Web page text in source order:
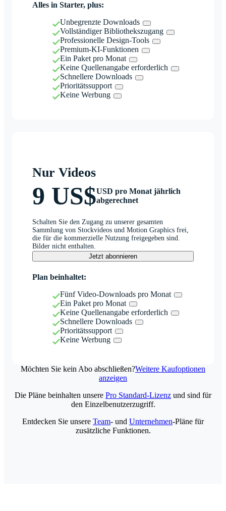
Alles in Starter, plus:
Unbegrenzte Downloads
Vollständiger Bibliothekszugang
Professionelle Design-Tools
Premium-KI-Funktionen
Ein Paket pro Monat
Keine Quellenangabe erforderlich
Schnellere Downloads
Prioritätssupport
Keine Werbung
Nur Videos
9 US$USD pro Monat jährlich
abgerechnet
Schalten Sie den Zugang zu unserer gesamten
Sammlung von Stockvideos und Motion Graphics frei,
die für die kommerzielle Nutzung freigegeben sind.
Bilder nicht enthalten.
Jetzt abonnieren
Plan beinhaltet:
Fünf Video-Downloads pro Monat
Ein Paket pro Monat
Keine Quellenangabe erforderlich
Schnellere Downloads
Prioritätssupport
Keine Werbung
Möchten Sie kein Abo abschließen?Weitere Kaufoptionen
anzeigen
Die Pläne beinhalten unsere Pro Standard-Lizenz und sind für
den Einzelbenutzerzugriff.
Entdecken Sie unsere Team- und Unternehmen-Pläne für
zusätzliche Funktionen.